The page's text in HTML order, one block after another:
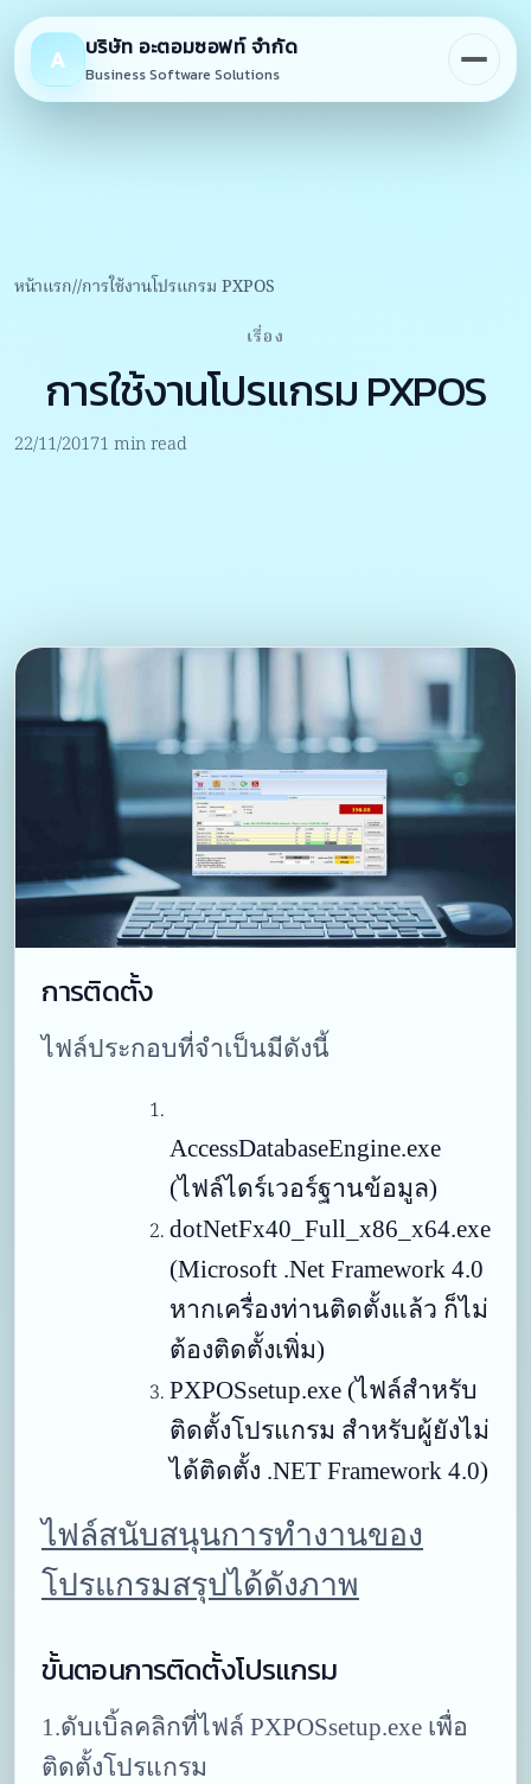
Skip
to
content
A บริษัท อะตอมซอฟท์ จำกัด
Business Software Solutions
หน้าแรก การใช้งานโปรแกรม PXPOS
เรื่อง
การใช้งานโปรแกรม PXPOS
22/11/20171 min read
การติดตั้ง
ไฟล์ประกอบที่จำเป็นมีดังนี้
AccessDatabaseEngine.exe
(ไฟล์ไดร์เวอร์ฐานข้อมูล)
dotNetFx40_Full_x86_x64.exe
(Microsoft .Net Framework 4.0
หากเครื่องท่านติดตั้งแล้ว ก็ไม่
ต้องติดตั้งเพิ่ม)
PXPOSsetup.exe (ไฟล์สำหรับ
ติดตั้งโปรแกรม สำหรับผู้ยังไม่
ได้ติดตั้ง .NET Framework 4.0)
ไฟล์สนับสนุนการทำงานของ
โปรแกรมสรุปได้ดังภาพ
ขั้นตอนการติดตั้งโปรแกรม
1.ดับเบิ้ลคลิกที่ไฟล์ PXPOSsetup.exe เพื่อ
ติดตั้งโปรแกรม